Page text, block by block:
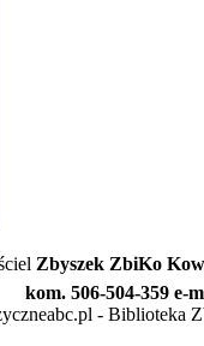
Zbyszek ZbiKo
kom. 506-504-359 e-
- Biblioteka